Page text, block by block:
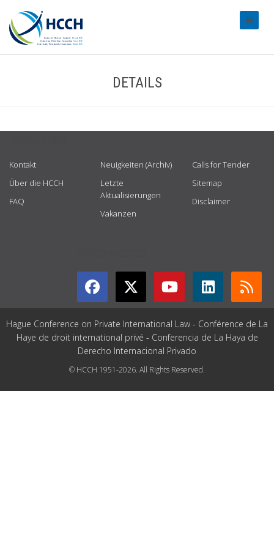
DETAILS
Kontakt
Über die HCCH
FAQ
Neuigkeiten (Archiv)
Letzte
Aktualisierungen
Vakanzen
Calls for Tender
Sitemap
Disclaimer
Hague Conference on Private International Law - Conférence de La
Haye de droit international privé - Conferencia de La Haya de
Derecho Internacional Privado
© HCCH 1951-2026. All Rights Reserved.